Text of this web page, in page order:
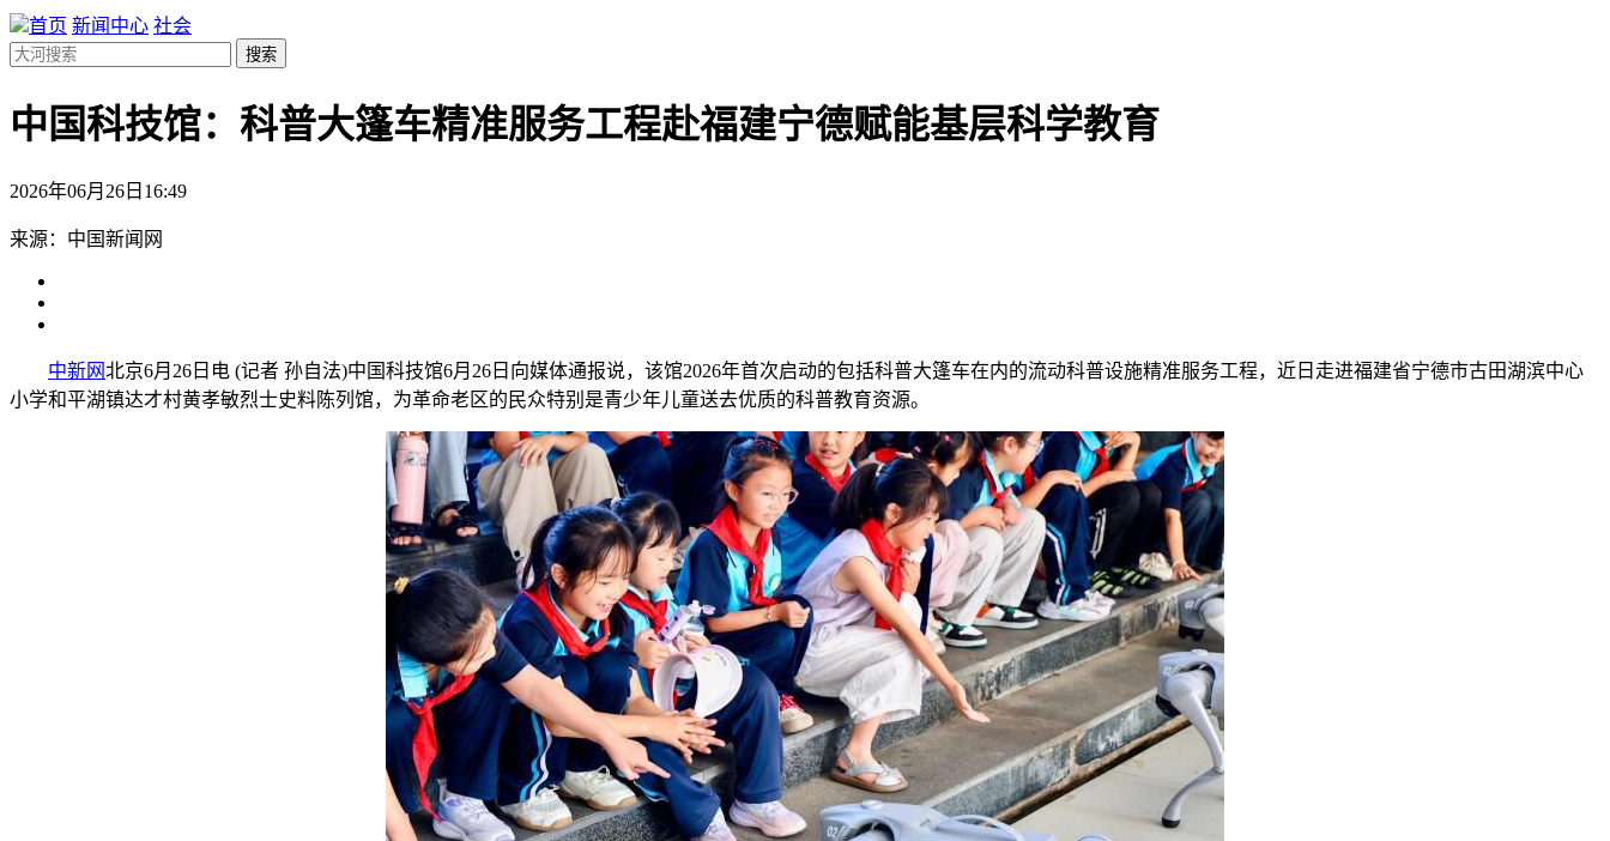
首页 新闻中心 社会
搜索
中国科技馆：科普大篷车精准服务工程赴福建宁德赋能基层科学教育
2026年06月26日16:49
来源：中国新闻网
中新网北京6月26日电 (记者 孙自法)中国科技馆6月26日向媒体通报说，该馆2026年首次启动的包括科普大篷车在内的流动科普设施精准服务工程，近日走进福建省宁德市古田湖滨中心
小学和平湖镇达才村黄孝敏烈士史料陈列馆，为革命老区的民众特别是青少年儿童送去优质的科普教育资源。